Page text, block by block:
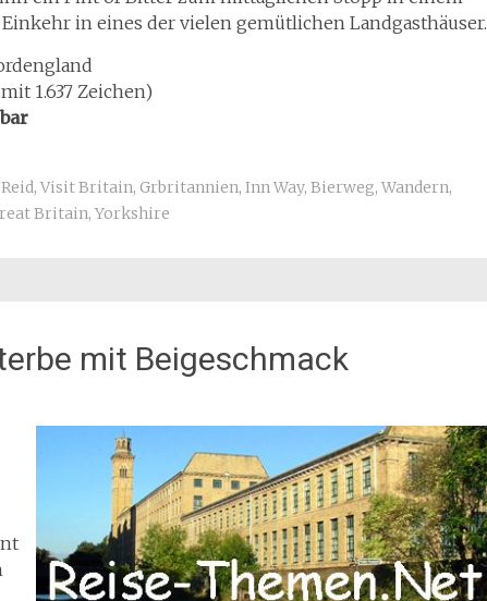
in eines der vielen gemütlichen Landgasthäuser.
1.637 Zeichen)
, Visit Britain, Grbritannien, Inn Way, Bierweg, Wandern,
Britain, Yorkshire
mit Beigeschmack